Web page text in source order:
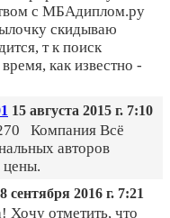
с МБАдиплом.ру
скидываю
т к поиск
как известно -
15 августа 2015 г. 7:10
Компания Всё
авторов
цены.
сентября 2016 г. 7:21
Хочу отметить, что